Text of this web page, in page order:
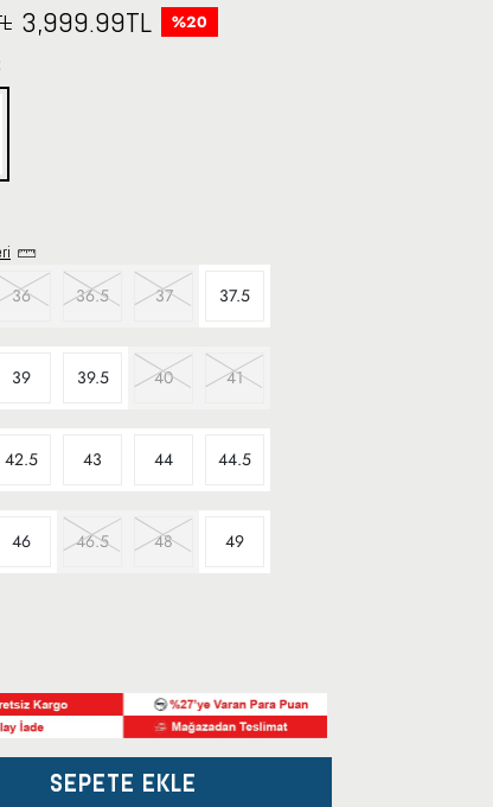
3,999.99TL %20
36 36.5 37 37.5
39 39.5 40 41
42.5 43 44 44.5
46 46.5 48 49
SEPETE EKLE